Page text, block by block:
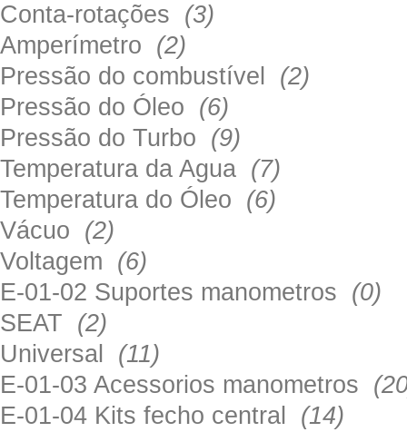
Conta-rotações (3)
Amperímetro (2)
Pressão do combustível (2)
Pressão do Óleo (6)
Pressão do Turbo (9)
Temperatura da Agua (7)
Temperatura do Óleo (6)
Vácuo (2)
Voltagem (6)
E-01-02 Suportes manometros (0)
SEAT (2)
Universal (11)
E-01-03 Acessorios manometros
E-01-04 Kits fecho central (14)